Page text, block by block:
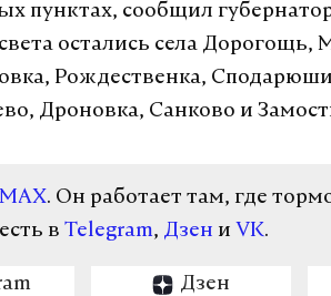
пунктах, сообщил
остались села Дорогощь,
Рождественка,
Дроновка, Санково и
MAX. Он работает там, где
в Telegram, Дзен и VK.
Дзен